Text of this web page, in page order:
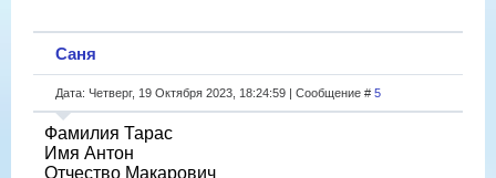
Саня
Дата: Четверг, 19 Октября 2023, 18:24:59 | Сообщение # 5
Фамилия Тарас
Имя Антон
Отчество Макарович